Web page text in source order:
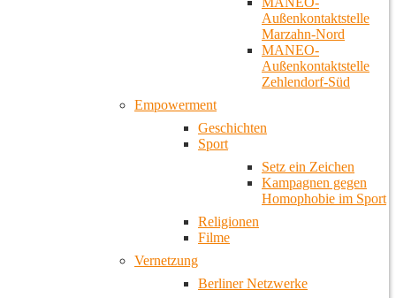
Außenkontaktstelle
Marzahn-Nord
MANEO-
Außenkontaktstelle
Zehlendorf-Süd
Empowerment
Geschichten
Sport
Setz ein Zeichen
Kampagnen gegen
Homophobie im Sport
Religionen
Filme
Vernetzung
Berliner Netzwerke